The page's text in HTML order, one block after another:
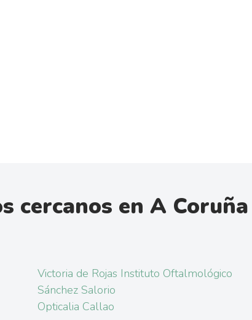
cercanos en A Coruña
Victoria de Rojas Instituto Oftalmológico
Sánchez Salorio
Opticalia Callao